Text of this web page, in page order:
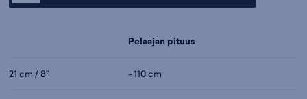
Pelaajan pituus
21 cm / 8” - 110 cm